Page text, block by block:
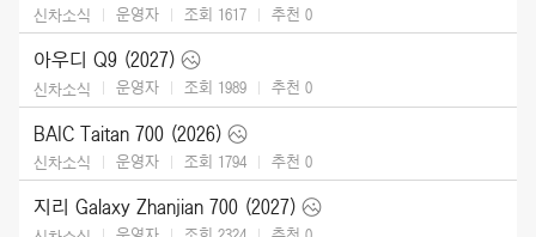
신차소식 운영자 조회 1617 추천 0
아우디 Q9 (2027)
신차소식 운영자 조회 1989 추천 0
BAIC Taitan 700 (2026)
신차소식 운영자 조회 1794 추천 0
지리 Galaxy Zhanjian 700 (2027)